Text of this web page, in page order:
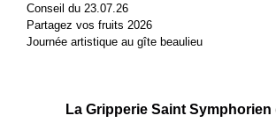
Conseil du 23.07.26
Partagez vos fruits 2026
Journée artistique au gîte beaulieu
La Gripperie Saint Symphorien